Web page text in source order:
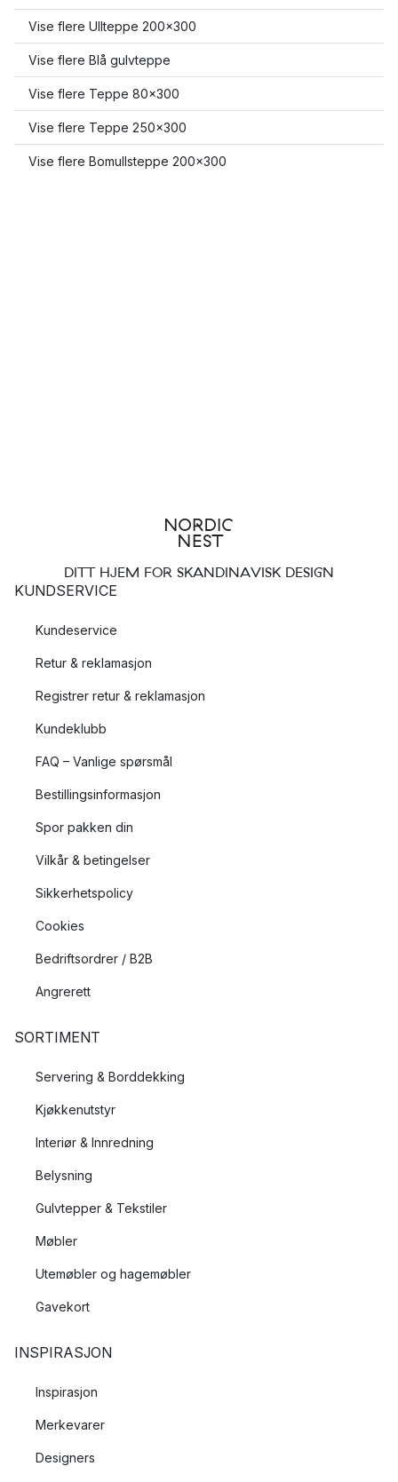
Vise flere Ullteppe 200x300
Vise flere Blå gulvteppe
Vise flere Teppe 80x300
Vise flere Teppe 250x300
Vise flere Bomullsteppe 200x300
DITT HJEM FOR SKANDINAVISK DESIGN
KUNDSERVICE
Kundeservice
Retur & reklamasjon
Registrer retur & reklamasjon
Kundeklubb
FAQ – Vanlige spørsmål
Bestillingsinformasjon
Spor pakken din
Vilkår & betingelser
Sikkerhetspolicy
Cookies
Bedriftsordrer / B2B
Angrerett
SORTIMENT
Servering & Borddekking
Kjøkkenutstyr
Interiør & Innredning
Belysning
Gulvtepper & Tekstiler
Møbler
Utemøbler og hagemøbler
Gavekort
INSPIRASJON
Inspirasjon
Merkevarer
Designers